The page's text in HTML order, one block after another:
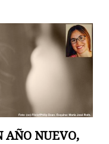
AÑO NUEVO,